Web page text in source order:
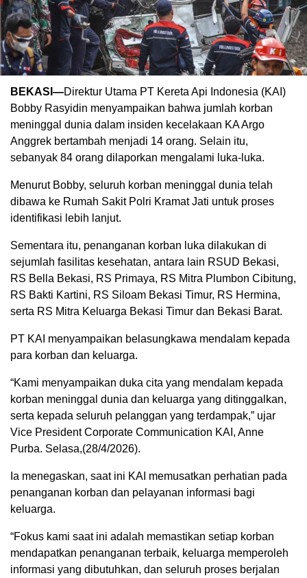
BEKASI—Direktur Utama PT Kereta Api Indonesia (KAI)
Bobby Rasyidin menyampaikan bahwa jumlah korban
meninggal dunia dalam insiden kecelakaan KA Argo
Anggrek bertambah menjadi 14 orang. Selain itu,
sebanyak 84 orang dilaporkan mengalami luka-luka.
Menurut Bobby, seluruh korban meninggal dunia telah
dibawa ke Rumah Sakit Polri Kramat Jati untuk proses
identifikasi lebih lanjut.
Sementara itu, penanganan korban luka dilakukan di
sejumlah fasilitas kesehatan, antara lain RSUD Bekasi,
RS Bella Bekasi, RS Primaya, RS Mitra Plumbon Cibitung,
RS Bakti Kartini, RS Siloam Bekasi Timur, RS Hermina,
serta RS Mitra Keluarga Bekasi Timur dan Bekasi Barat.
PT KAI menyampaikan belasungkawa mendalam kepada
para korban dan keluarga.
“Kami menyampaikan duka cita yang mendalam kepada
korban meninggal dunia dan keluarga yang ditinggalkan,
serta kepada seluruh pelanggan yang terdampak,” ujar
Vice President Corporate Communication KAI, Anne
Purba. Selasa,(28/4/2026).
Ia menegaskan, saat ini KAI memusatkan perhatian pada
penanganan korban dan pelayanan informasi bagi
keluarga.
“Fokus kami saat ini adalah memastikan setiap korban
mendapatkan penanganan terbaik, keluarga memperoleh
informasi yang dibutuhkan, dan seluruh proses berjalan